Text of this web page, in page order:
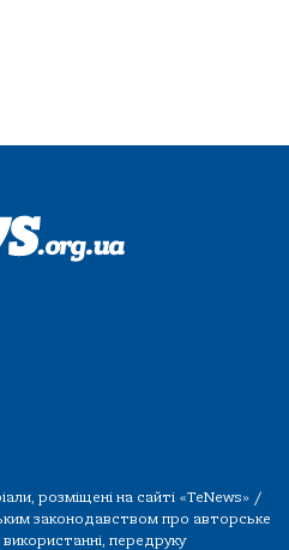
розміщені на сайті «TeNews» /
законодавством про авторське
передруку